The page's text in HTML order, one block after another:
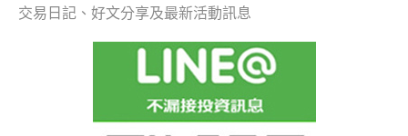
交易日記、好文分享及最新活動訊息